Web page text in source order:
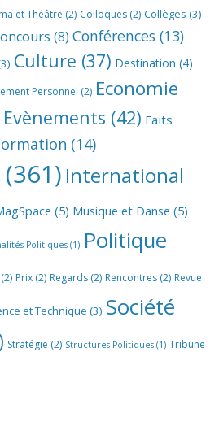
et Théâtre (2) Colloques (2) Collèges (3)
(8) Conférences (13)
Culture (37) Destination (4)
Personnel (2) Economie
Evènements (42) Faits
(14)
(361) International
(5) Musique et Danse (5)
Politiques (1) Politique
(2) Prix (2) Regards (2) Rencontres (2) Revue
et Technique (3) Société
Stratégie (2) Structures Politiques (1) Tribune